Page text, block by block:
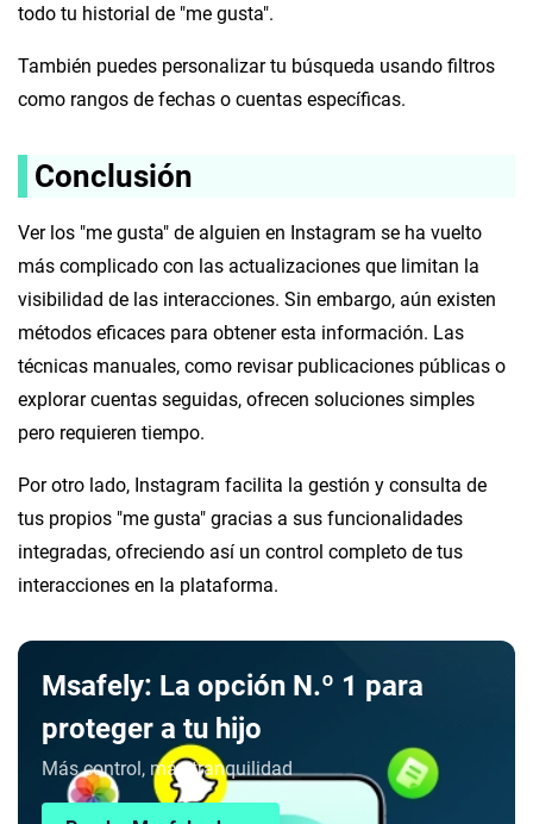
todo tu historial de "me gusta".
También puedes personalizar tu búsqueda usando filtros
como rangos de fechas o cuentas específicas.
Conclusión
Ver los "me gusta" de alguien en Instagram se ha vuelto
más complicado con las actualizaciones que limitan la
visibilidad de las interacciones. Sin embargo, aún existen
métodos eficaces para obtener esta información. Las
técnicas manuales, como revisar publicaciones públicas o
explorar cuentas seguidas, ofrecen soluciones simples
pero requieren tiempo.
Por otro lado, Instagram facilita la gestión y consulta de
tus propios "me gusta" gracias a sus funcionalidades
integradas, ofreciendo así un control completo de tus
interacciones en la plataforma.
Msafely: La opción N.º 1 para
proteger a tu hijo
Más control, más tranquilidad